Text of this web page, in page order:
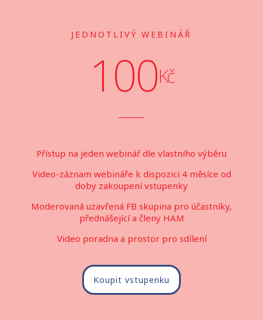
JEDNOTLIVÝ WEBINÁŘ
100Kč
Přístup na jeden webinář dle vlastního výběru
Video-záznam webináře k dispozici 4 měsíce od
doby zakoupení vstupenky
Moderovaná uzavřená FB skupina pro účastníky,
přednášející a členy HAM
Video poradna a prostor pro sdílení
Koupit vstupenku